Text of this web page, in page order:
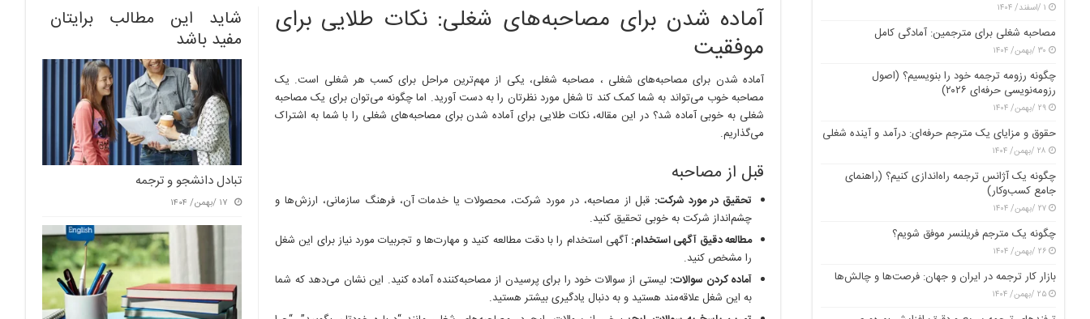
برای
شاید این مطالب برایتان
مفید باشد
تبادل دانشجو و ترجمه
۱۷ /بهمن/ ۱۴۰۴
آماده شدن برای مصاحبه‌های شغلی: نکات طلایی برای
موفقیت
آماده شدن برای مصاحبه‌های شغلی ، مصاحبه شغلی، یکی از مهم‌ترین مراحل برای کسب هر شغلی است. یک
مصاحبه خوب می‌تواند به شما کمک کند تا شغل مورد نظرتان را به دست آورید. اما چگونه می‌توان برای یک مصاحبه
شغلی به خوبی آماده شد؟ در این مقاله، نکات طلایی برای آماده شدن برای مصاحبه‌های شغلی را با شما به اشتراک
می‌گذاریم.
قبل از مصاحبه
تحقیق در مورد شرکت: قبل از مصاحبه، در مورد شرکت، محصولات یا خدمات آن، فرهنگ سازمانی، ارزش‌ها و
چشم‌انداز شرکت به خوبی تحقیق کنید.
مطالعه دقیق آگهی استخدام: آگهی استخدام را با دقت مطالعه کنید و مهارت‌ها و تجربیات مورد نیاز برای این شغل
را مشخص کنید.
آماده کردن سوالات: لیستی از سوالات خود را برای پرسیدن از مصاحبه‌کننده آماده کنید. این نشان می‌دهد که شما
به این شغل علاقه‌مند هستید و به دنبال یادگیری بیشتر هستید.
۱ /اسفند/ ۱۴۰۴
مصاحبه شغلی برای مترجمین: آمادگی کامل
۳۰ /بهمن/ ۱۴۰۴
چگونه رزومه ترجمه خود را بنویسیم؟ (اصول
رزومه‌نویسی حرفه‌ای ۲۰۲۶)
۲۹ /بهمن/ ۱۴۰۴
حقوق و مزایای یک مترجم حرفه‌ای: درآمد و آینده شغلی
۲۸ /بهمن/ ۱۴۰۴
چگونه یک آژانس ترجمه راه‌اندازی کنیم؟ (راهنمای
جامع کسب‌وکار)
۲۷ /بهمن/ ۱۴۰۴
چگونه یک مترجم فریلنسر موفق شویم؟
۲۶ /بهمن/ ۱۴۰۴
بازار کار ترجمه در ایران و جهان: فرصت‌ها و چالش‌ها
۲۵ /بهمن/ ۱۴۰۴